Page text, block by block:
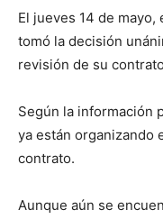
El jueves 14 de mayo,
tomó la decisión
revisión de su
Según la información
ya están organizando
contrato.
Aunque aún se